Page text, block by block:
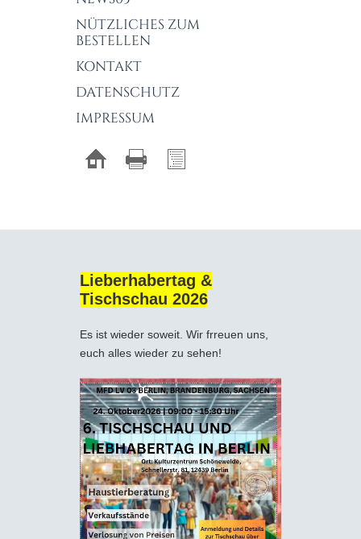
NÜTZLICHES ZUM
BESTELLEN
KONTAKT
DATENSCHUTZ
IMPRESSUM
Lieberhabertag &
Tischschau 2026
Es ist wieder soweit. Wir frreuen uns,
euch alles wieder zu sehen!